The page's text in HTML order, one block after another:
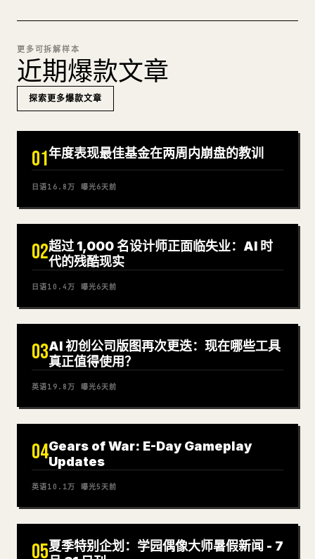
更多可拆解样本
近期爆款文章
探索更多爆款文章
01年度表现最佳基金在两周内崩盘的教训
日语16.8万 曝光6天前
02超过 1,000 名设计师正面临失业：AI 时
代的残酷现实
日语10.4万 曝光6天前
03AI 初创公司版图再次更迭：现在哪些工具
真正值得使用？
英语19.8万 曝光6天前
04Gears of War: E-Day Gameplay
Updates
英语10.1万 曝光5天前
05夏季特别企划：学园偶像大师暑假新闻 - 7